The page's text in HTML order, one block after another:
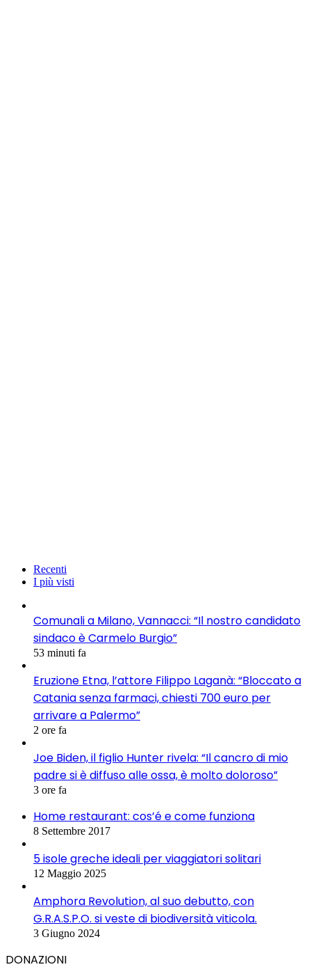
Recenti
I più visti
Comunali a Milano, Vannacci: “Il nostro candidato
sindaco è Carmelo Burgio”
53 minuti fa
Eruzione Etna, l’attore Filippo Laganà: “Bloccato a
Catania senza farmaci, chiesti 700 euro per
arrivare a Palermo”
2 ore fa
Joe Biden, il figlio Hunter rivela: “Il cancro di mio
padre si è diffuso alle ossa, è molto doloroso”
3 ore fa
Home restaurant: cos’é e come funziona
8 Settembre 2017
5 isole greche ideali per viaggiatori solitari
12 Maggio 2025
Amphora Revolution, al suo debutto, con
G.R.A.S.P.O. si veste di biodiversità viticola.
3 Giugno 2024
DONAZIONI